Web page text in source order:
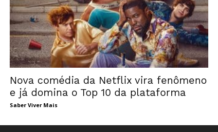
Nova comédia da Netflix vira fenômeno
e já domina o Top 10 da plataforma
Saber Viver Mais